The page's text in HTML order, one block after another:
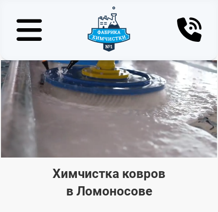
Химчистка ковров
в Ломоносове